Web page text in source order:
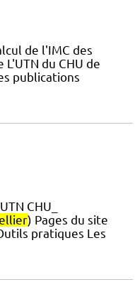
de l'IMC des
du CHU de
publications
CHU_
) Pages du site
pratiques Les